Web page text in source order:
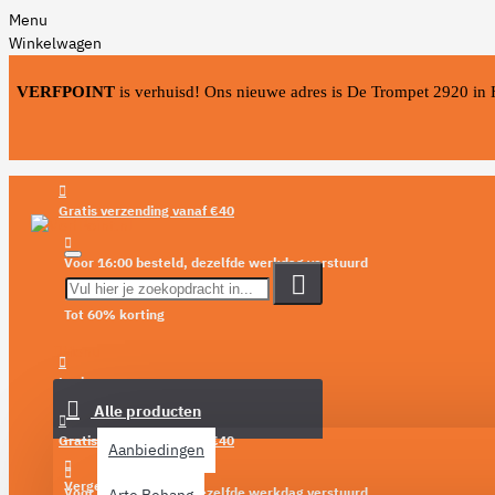
Menu
Winkelwagen
VERFPOINT is verhuisd! Ons nieuwe adres is De Trompet 2920 in
Gratis verzending vanaf €40
Voor 16:00 besteld, dezelfde werkdag verstuurd
Tot 60% korting
Login
Verlanglijst
Vergelijken
Alle producten
Aanbiedingen
Gratis verzending vanaf €40